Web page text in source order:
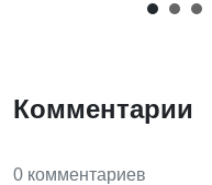
Комментарии
0 комментариев